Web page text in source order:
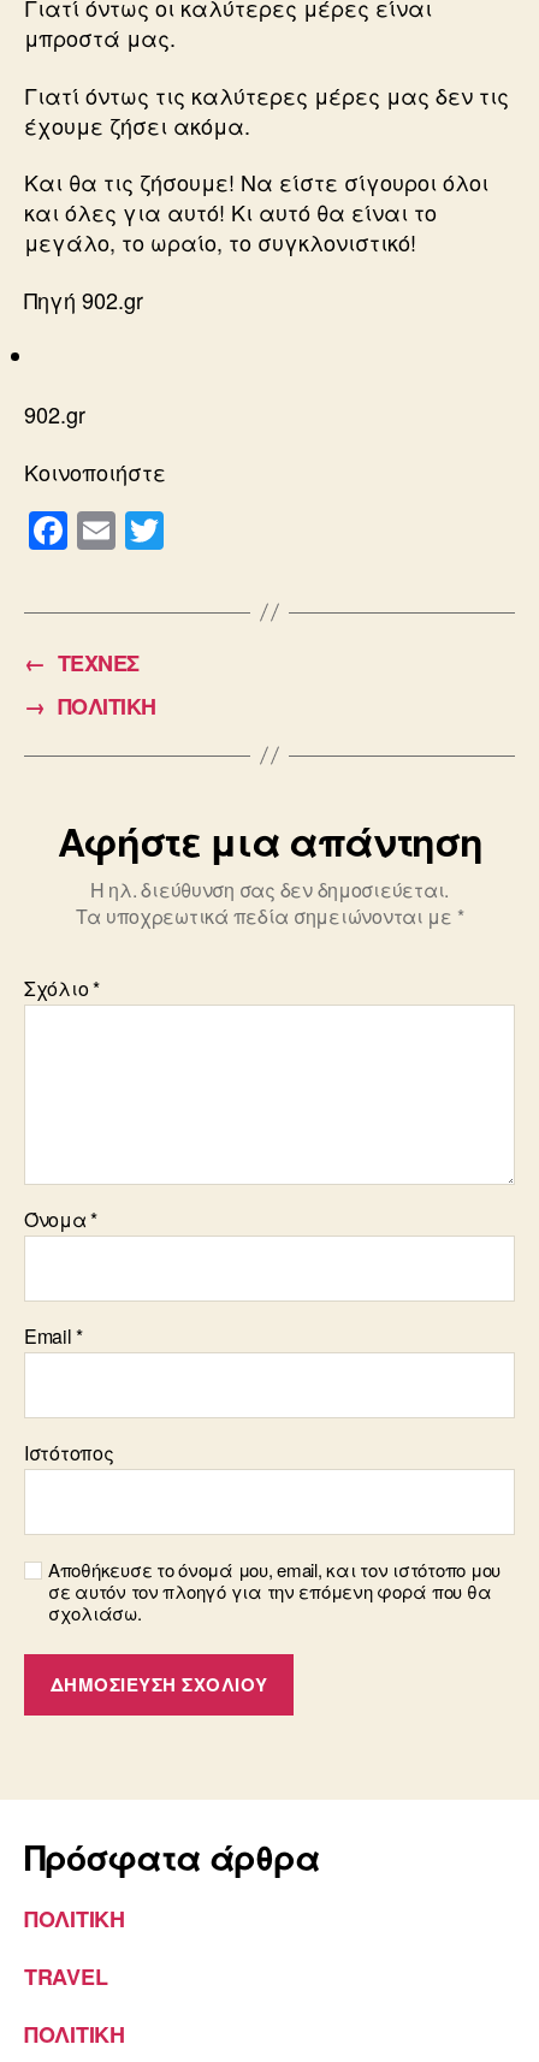
Γιατί όντως οι καλύτερες μέρες είναι
μπροστά μας.
Γιατί όντως τις καλύτερες μέρες μας δεν τις
έχουμε ζήσει ακόμα.
Και θα τις ζήσουμε! Να είστε σίγουροι όλοι
και όλες για αυτό! Κι αυτό θα είναι το
μεγάλο, το ωραίο, το συγκλονιστικό!
Πηγή 902.gr
902.gr
Κοινοποιήστε
F
a
c
e
b
o
o
E
m
ailtt
← ΤΕΧΝΕΣ
→ ΠΟΛΙΤΙΚΗ
Αφήστε μια απάντηση
Η ηλ. διεύθυνση σας δεν δημοσιεύεται.
Τα υποχρεωτικά πεδία σημειώνονται με *
Σχόλιο*
Όνομα*
Email*
Ιστότοπος
Αποθήκευσε το όνομά μου, email, και τον ιστότοπο μου
σε αυτόν τον πλοηγό για την επόμενη φορά που θα
σχολιάσω.
Πρόσφατα άρθρα
ΠΟΛΙΤΙΚΗ
TRAVEL
ΠΟΛΙΤΙΚΗ